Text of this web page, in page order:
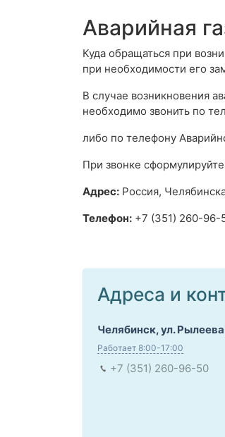
Аварийная
Куда обращаться при
при необходимости его
В случае возникновения
необходимо звонить по
либо по телефону
При звонке
Адрес: Россия,
Телефон: +7 (351) 260-
Адреса и
Челябинск, ул.
Работает 8:00-17:00
+7 (351) 260-96-50